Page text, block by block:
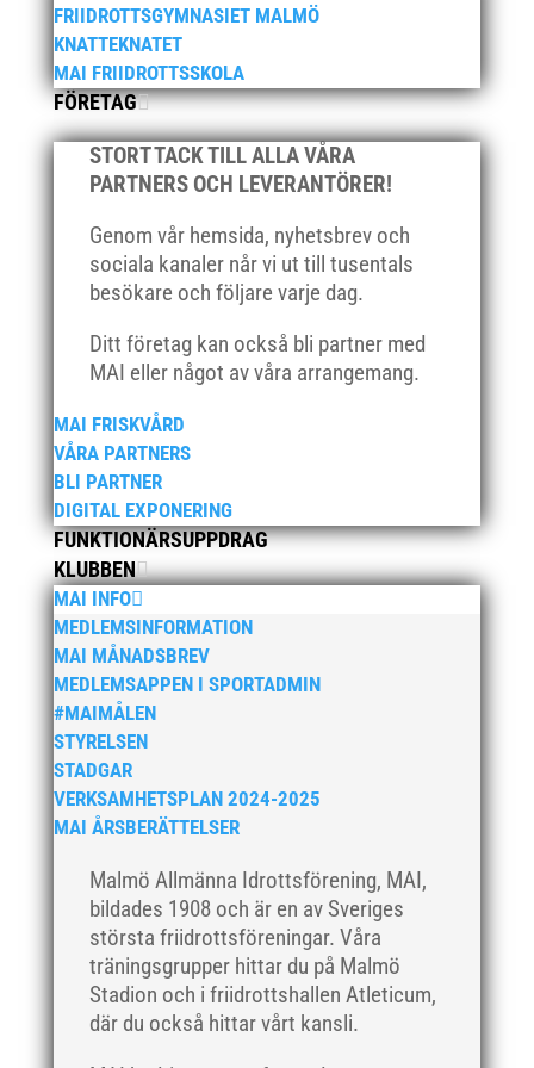
FRIIDROTTSGYMNASIET MALMÖ
KNATTEKNATET
MAI FRIIDROTTSSKOLA
FÖRETAG
STORT TACK TILL ALLA VÅRA
PARTNERS OCH LEVERANTÖRER!
Genom vår hemsida, nyhetsbrev och
sociala kanaler når vi ut till tusentals
besökare och följare varje dag.
Ditt företag kan också bli partner med
MAI eller något av våra arrangemang.
MAI FRISKVÅRD
VÅRA PARTNERS
BLI PARTNER
DIGITAL EXPONERING
FUNKTIONÄRSUPPDRAG
KLUBBEN
MAI INFO
MEDLEMSINFORMATION
MAI MÅNADSBREV
MEDLEMSAPPEN I SPORTADMIN
#MAIMÅLEN
STYRELSEN
STADGAR
VERKSAMHETSPLAN 2024-2025
MAI ÅRSBERÄTTELSER
Malmö Allmänna Idrottsförening, MAI,
bildades 1908 och är en av Sveriges
största friidrottsföreningar. Våra
träningsgrupper hittar du på Malmö
Stadion och i friidrottshallen Atleticum,
där du också hittar vårt kansli.
december 2025
november 2025
oktober 2025
augusti 2025
juli 2025
mars 2025
januari 2025
september 2024
juni 2024
april 2024
mars 2024
februari 2024
januari 2024
december 2023
maj 2023
april 2023
januari 2023
november 2022
oktober 2022
september 2022
juni 2022
april 2022
mars 2022
januari 2022
december 2021